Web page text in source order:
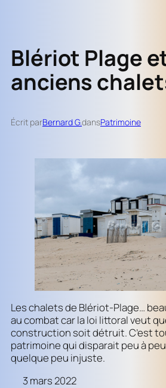
Blériot Plage
anciens
Écrit parBernard G.dansPatrimoine
Les chalets de Blériot-Plage…
au combat car la loi littoral veut
construction soit détruit. C’est
patrimoine qui disparait peu à
quelque peu injuste.
3 mars 2022